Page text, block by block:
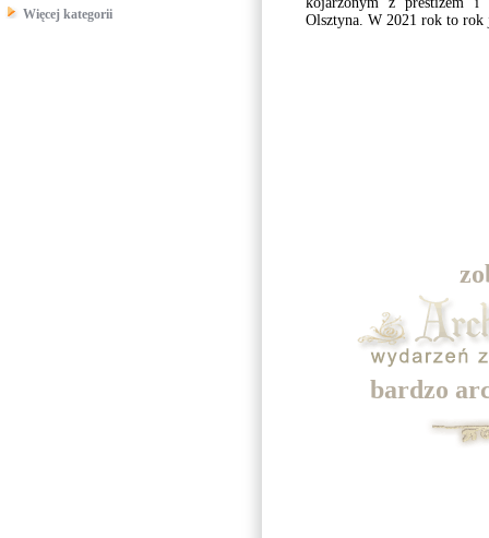
Więcej kategorii
Olsztyna. W 2021 rok to
bardzo